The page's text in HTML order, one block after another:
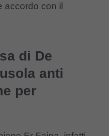
accordo con il
di De
anti
per